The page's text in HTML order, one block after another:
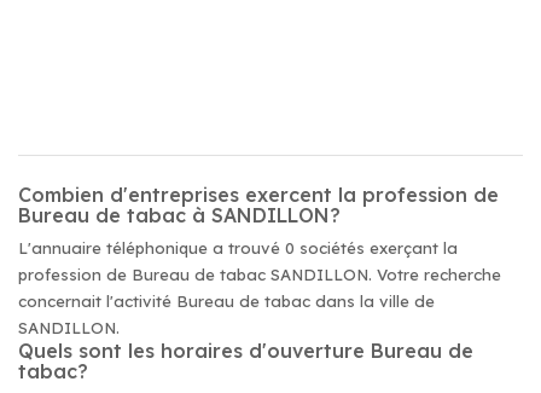
Combien d'entreprises exercent la profession de
Bureau de tabac à SANDILLON?
L'annuaire téléphonique a trouvé 0 sociétés exerçant la
profession de Bureau de tabac SANDILLON. Votre recherche
concernait l'activité Bureau de tabac dans la ville de
SANDILLON.
Quels sont les horaires d'ouverture Bureau de
tabac?